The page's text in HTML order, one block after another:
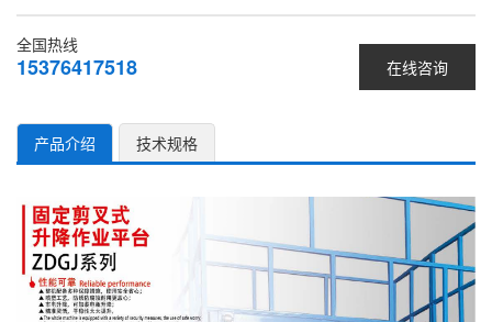
在线咨询
全国热线
15376417518
产品介绍 技术规格